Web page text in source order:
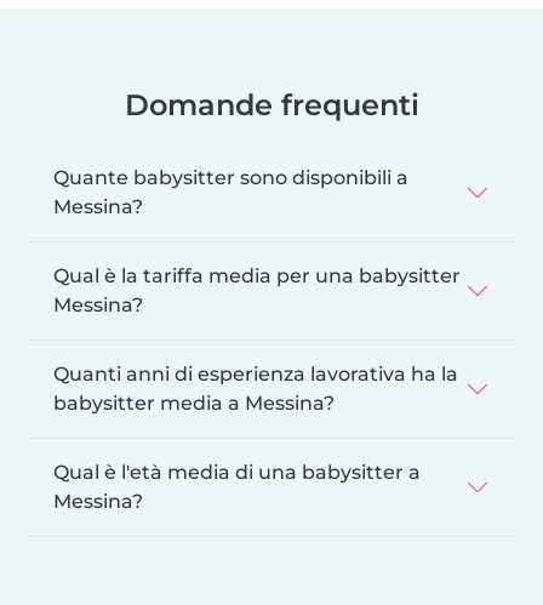
Domande frequenti
Quante babysitter sono disponibili a
Messina?
Qual è la tariffa media per una babysitter
Messina?
Quanti anni di esperienza lavorativa ha la
babysitter media a Messina?
Qual è l'età media di una babysitter a
Messina?